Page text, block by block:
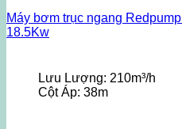
Máy bơm trục ngang
18.5Kw
Lưu Lượng: 210m³/h
Cột Áp: 38m